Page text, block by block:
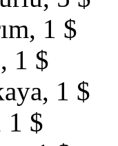
1 $
1 $
1 $
1 $